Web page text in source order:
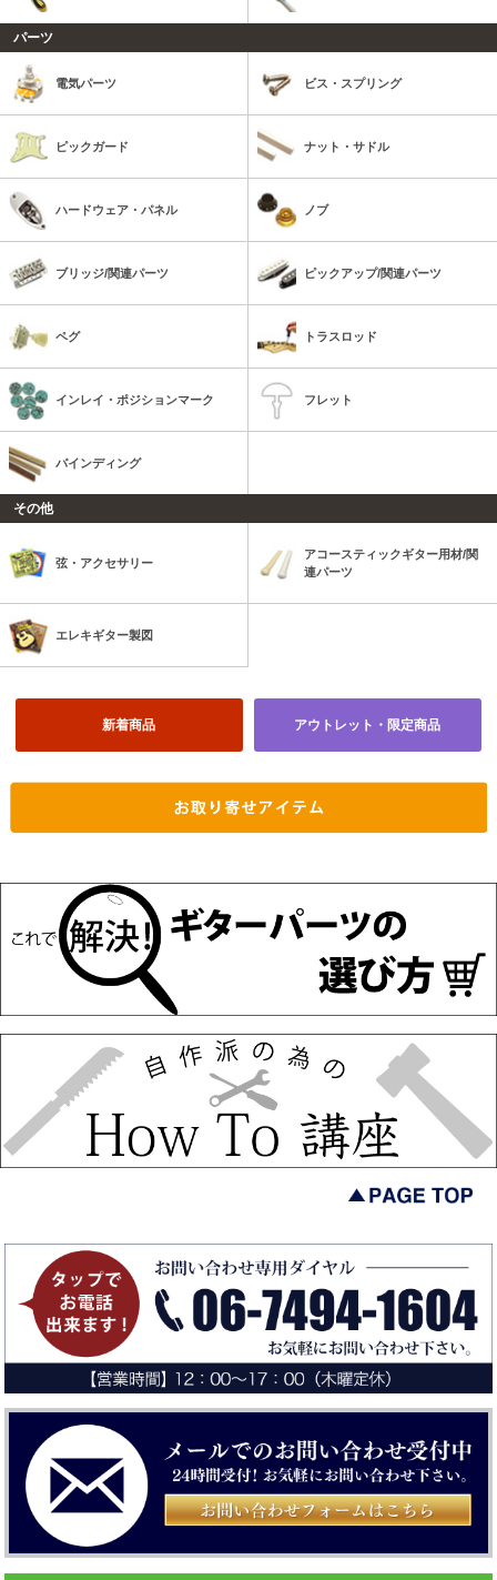
パーツ
電気パーツ ビス・スプリング
ピックガード ナット・サドル
ハードウェア・パネル ノブ
ブリッジ/関連パーツ ピックアップ/関連パーツ
ペグ トラスロッド
インレイ・ポジションマーク フレット
バインディング
その他
弦・アクセサリー
アコースティックギター用材/関
連パーツ
エレキギター製図
新着商品 アウトレット・限定商品